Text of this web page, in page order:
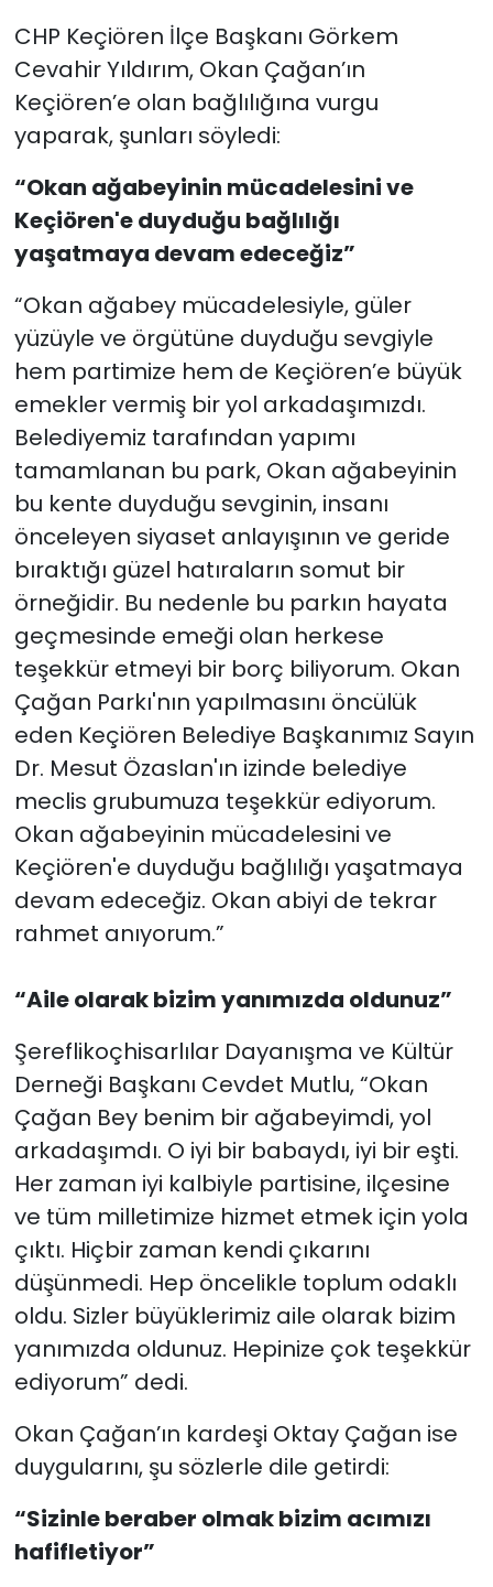
CHP Keçiören İlçe Başkanı Görkem
Cevahir Yıldırım, Okan Çağan’ın
Keçiören’e olan bağlılığına vurgu
yaparak, şunları söyledi:
“Okan ağabeyinin mücadelesini ve
Keçiören'e duyduğu bağlılığı
yaşatmaya devam edeceğiz”
“Okan ağabey mücadelesiyle, güler
yüzüyle ve örgütüne duyduğu sevgiyle
hem partimize hem de Keçiören’e büyük
emekler vermiş bir yol arkadaşımızdı.
Belediyemiz tarafından yapımı
tamamlanan bu park, Okan ağabeyinin
bu kente duyduğu sevginin, insanı
önceleyen siyaset anlayışının ve geride
bıraktığı güzel hatıraların somut bir
örneğidir. Bu nedenle bu parkın hayata
geçmesinde emeği olan herkese
teşekkür etmeyi bir borç biliyorum. Okan
Çağan Parkı'nın yapılmasını öncülük
eden Keçiören Belediye Başkanımız Sayın
Dr. Mesut Özaslan'ın izinde belediye
meclis grubumuza teşekkür ediyorum.
Okan ağabeyinin mücadelesini ve
Keçiören'e duyduğu bağlılığı yaşatmaya
devam edeceğiz. Okan abiyi de tekrar
rahmet anıyorum.”
“Aile olarak bizim yanımızda oldunuz”
Şereflikoçhisarlılar Dayanışma ve Kültür
Derneği Başkanı Cevdet Mutlu, “Okan
Çağan Bey benim bir ağabeyimdi, yol
arkadaşımdı. O iyi bir babaydı, iyi bir eşti.
Her zaman iyi kalbiyle partisine, ilçesine
ve tüm milletimize hizmet etmek için yola
çıktı. Hiçbir zaman kendi çıkarını
düşünmedi. Hep öncelikle toplum odaklı
oldu. Sizler büyüklerimiz aile olarak bizim
yanımızda oldunuz. Hepinize çok teşekkür
ediyorum” dedi.
Okan Çağan’ın kardeşi Oktay Çağan ise
duygularını, şu sözlerle dile getirdi:
“Sizinle beraber olmak bizim acımızı
hafifletiyor”